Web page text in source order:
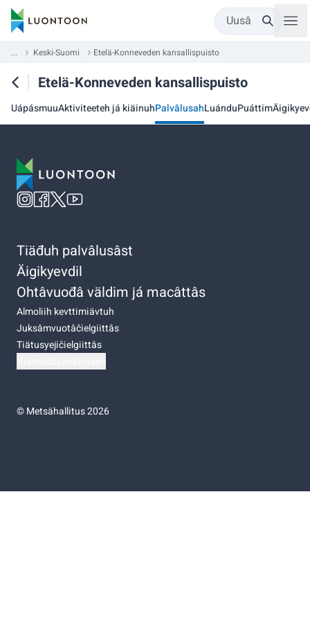
Uusâ
... Keski-Suomi Etelä-Konneveden kansallispuisto
Etelä-Konneveden kansallispuisto
UápásmuuAktiviteeteh já kiäinuhPalvâlusahLuánduPuáttim
Tiäđuh palvâlusâst
Äigikyevdil
Ohtâvuođâ väldim já macâttâs
Almoliih kevttimiävtuh
Juksâmvuotâčielgiittâs
Tiätusyejičielgiittâs
©Metsähallitus 2026